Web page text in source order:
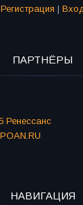
Регистрация |
ПАРТНЁРЫ
Ренессанс
НАВИГАЦИЯ